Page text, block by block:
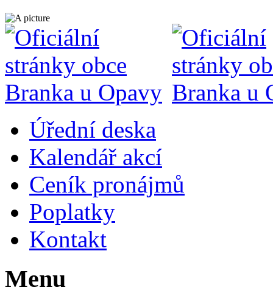
Úřední deska
Kalendář akcí
Ceník pronájmů
Poplatky
Kontakt
Menu